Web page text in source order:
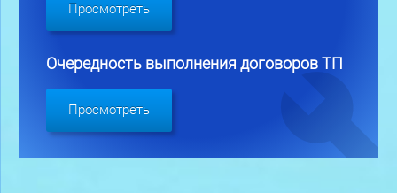
Просмотреть
Очередность выполнения договоров ТП
Просмотреть